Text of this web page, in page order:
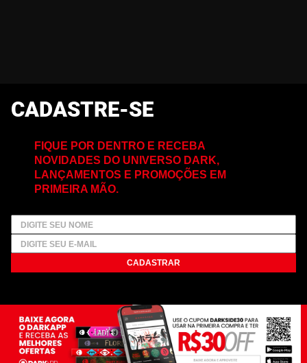
CADASTRE-SE
FIQUE POR DENTRO E RECEBA
NOVIDADES DO UNIVERSO DARK,
LANÇAMENTOS E PROMOÇÕES EM
PRIMEIRA MÃO.
CADASTRAR